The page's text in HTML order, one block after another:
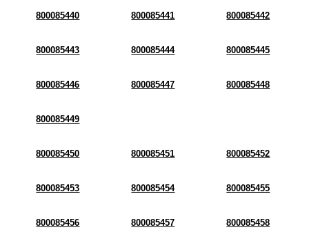
800085440 800085441 800085442
800085443 800085444 800085445
800085446 800085447 800085448
800085449
800085450 800085451 800085452
800085453 800085454 800085455
800085456 800085457 800085458